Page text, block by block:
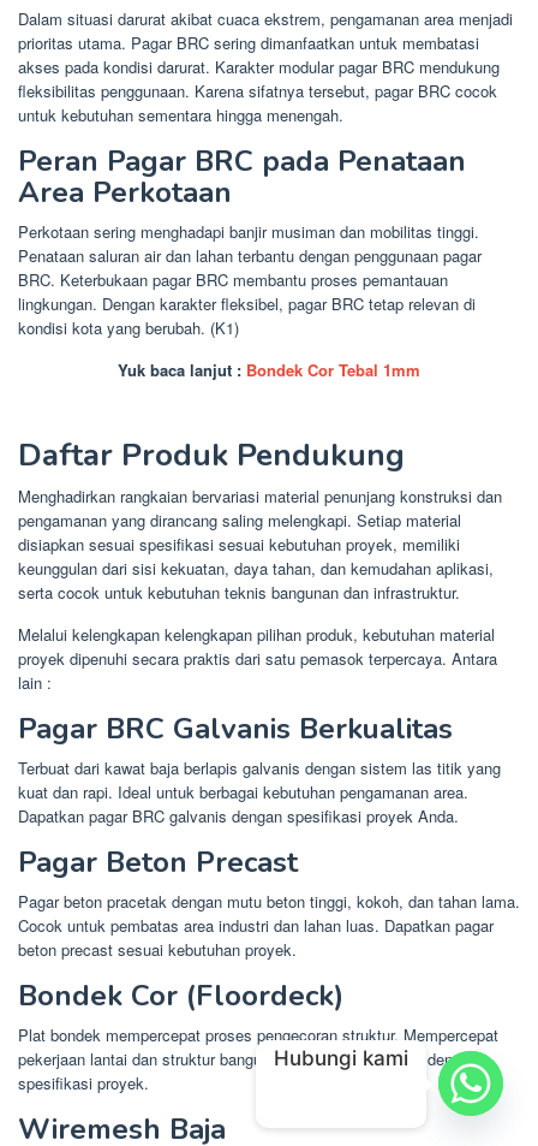
Dalam situasi darurat akibat cuaca ekstrem, pengamanan area menjadi
prioritas utama. Pagar BRC sering dimanfaatkan untuk membatasi
akses pada kondisi darurat. Karakter modular pagar BRC mendukung
fleksibilitas penggunaan. Karena sifatnya tersebut, pagar BRC cocok
untuk kebutuhan sementara hingga menengah.
Peran Pagar BRC pada Penataan
Area Perkotaan
Perkotaan sering menghadapi banjir musiman dan mobilitas tinggi.
Penataan saluran air dan lahan terbantu dengan penggunaan pagar
BRC. Keterbukaan pagar BRC membantu proses pemantauan
lingkungan. Dengan karakter fleksibel, pagar BRC tetap relevan di
kondisi kota yang berubah. (K1)
Yuk baca lanjut : Bondek Cor Tebal 1mm
Daftar Produk Pendukung
Menghadirkan rangkaian bervariasi material penunjang konstruksi dan
pengamanan yang dirancang saling melengkapi. Setiap material
disiapkan sesuai spesifikasi sesuai kebutuhan proyek, memiliki
keunggulan dari sisi kekuatan, daya tahan, dan kemudahan aplikasi,
serta cocok untuk kebutuhan teknis bangunan dan infrastruktur.
Melalui kelengkapan kelengkapan pilihan produk, kebutuhan material
proyek dipenuhi secara praktis dari satu pemasok terpercaya. Antara
lain :
Pagar BRC Galvanis Berkualitas
Terbuat dari kawat baja berlapis galvanis dengan sistem las titik yang
kuat dan rapi. Ideal untuk berbagai kebutuhan pengamanan area.
Dapatkan pagar BRC galvanis dengan spesifikasi proyek Anda.
Pagar Beton Precast
Pagar beton pracetak dengan mutu beton tinggi, kokoh, dan tahan lama.
Cocok untuk pembatas area industri dan lahan luas. Dapatkan pagar
beton precast sesuai kebutuhan proyek.
Bondek Cor (Floordeck)
Plat bondek mempercepat proses pengecoran struktur. Mempercepat
pekerjaan lantai dan struktur bangunan. Pesan bondek cor dengan
spesifikasi proyek.
Wiremesh Baja
Hubungi kami